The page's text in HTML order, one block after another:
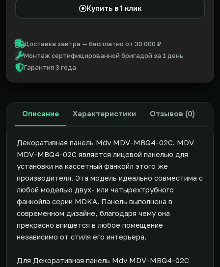
Купить в 1 клик
Доставка завтра — бесплатно от 30 000 ₽
Монтаж сертифицированной бригадой за 1 день
Гарантия 3 года
Описание Характеристики Отзывов (0)
Декоративная панель Mdv MDV-MBQ4-02C. MDV
MDV-MBQ4-02C является лицевой панелью для
установки на кассетный фанкойл этого же
производителя. Эта модель идеально совместима с
любой моделью двух- или четырехтрубного
фанкойла серии MDKA. Панель выполнена в
современном дизайне, благодаря чему она
прекрасно впишется в любое помещение
независимо от стиля его интерьера.
Для Декоративная панель Mdv MDV-MBQ4-02C